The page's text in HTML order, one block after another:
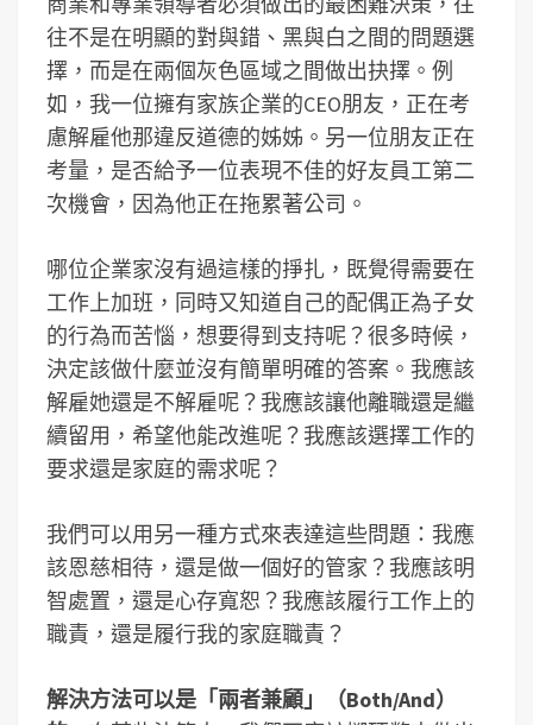
往不是在明顯的對與錯、黑與白之間的問題選
擇，而是在兩個灰色區域之間做出抉擇。例
如，我一位擁有家族企業的CEO朋友，正在考
慮解雇他那違反道德的姊姊。另一位朋友正在
考量，是否給予一位表現不佳的好友員工第二
次機會，因為他正在拖累著公司。
哪位企業家沒有過這樣的掙扎，既覺得需要在
工作上加班，同時又知道自己的配偶正為子女
的行為而苦惱，想要得到支持呢？很多時候，
決定該做什麼並沒有簡單明確的答案。我應該
解雇她還是不解雇呢？我應該讓他離職還是繼
續留用，希望他能改進呢？我應該選擇工作的
要求還是家庭的需求呢？
我們可以用另一種方式來表達這些問題：我應
該恩慈相待，還是做一個好的管家？我應該明
智處置，還是心存寬恕？我應該履行工作上的
職責，還是履行我的家庭職責？
解決方法可以是「兩者兼顧」（Both/And）